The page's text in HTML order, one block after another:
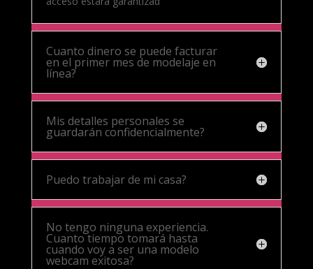
Cuanto dinero se puede facturar
en el primer mes de modelaje en
línea?
Mis detalles personales se
guardarán confidencialmente?
Puedo trabajar de mi casa?
No tengo ninguna experiencia.
Cuanto tiempo tomará hasta
cuando voy a ser una modelo
webcam exitosa?